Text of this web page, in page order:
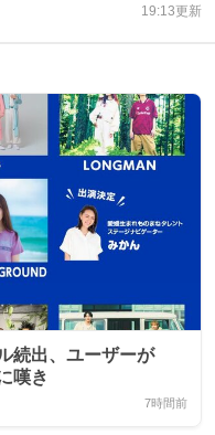
19:13更新
続出、ユーザーが
嘆き
7時間前